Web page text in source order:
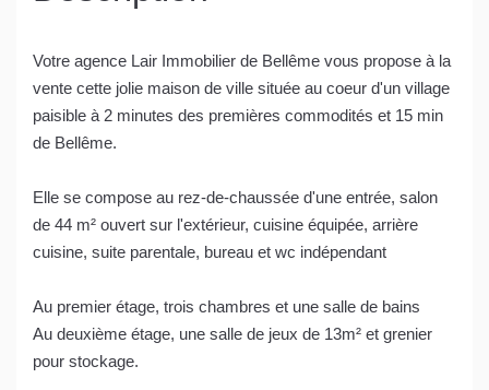
Votre agence Lair Immobilier de Bellême vous propose à la
vente cette jolie maison de ville située au coeur d'un village
paisible à 2 minutes des premières commodités et 15 min
de Bellême.
Elle se compose au rez-de-chaussée d'une entrée, salon
de 44 m² ouvert sur l'extérieur, cuisine équipée, arrière
cuisine, suite parentale, bureau et wc indépendant
Au premier étage, trois chambres et une salle de bains
Au deuxième étage, une salle de jeux de 13m² et grenier
pour stockage.